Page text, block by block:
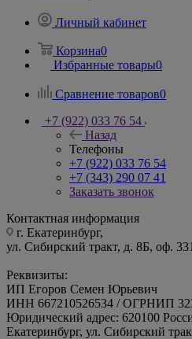
Личный кабинет
Корзина0
Избранные товары0
Сравнение товаров0
+7 (922) 033 76 54
Назад
Телефоны
+7 (922) 033 76 54
+7 (343) 290 07 41
Заказать звонок
Контактная информация
г. Екатеринбург,
ул. Сибирский тракт, д. 8Б,
Реквизиты:
ИП Егоров Семен Юрьевич
ИНН 667210526534 / ОГРНИП
Юридический адрес: 620100
Екатеринбург, ул. Сибирский